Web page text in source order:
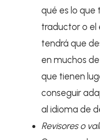
qué es lo que
traductor o el
tendrá que
en muchos
que tienen
conseguir
al idioma de
Revisores o